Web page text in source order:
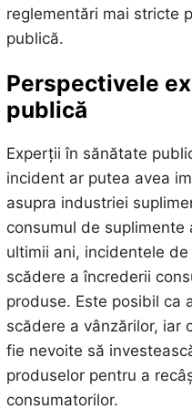
reglementări mai stricte
publică.
Perspectivele
publică
Experții în sănătate
incident ar putea avea
asupra industriei
consumul de
ultimii ani, incidentele
scădere a încrederii
produse. Este posibil ca
scădere a vânzărilor, iar
fie nevoite să
produselor pentru a
consumatorilor.